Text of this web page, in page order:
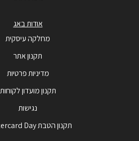
אודות באג
מחלקה עיסקית
תקנון אתר
מדיניות פרטיות
תקנון מועדון לקוחות
נגישות
תקנון הטבת Mastercard Day